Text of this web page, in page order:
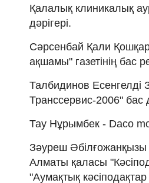
Қалалық клиникалық
дәрігері.
Сәрсенбай Қали
ақшамы" газетінің бас
Талбидинов
Транссервис-2006" бас
Тау Нұрымбек - Daco
Зәуреш
Алматы қаласы
"Аумақтық кәсіподақтар